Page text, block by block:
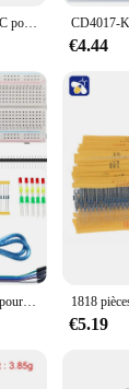
€4.44
€5.19